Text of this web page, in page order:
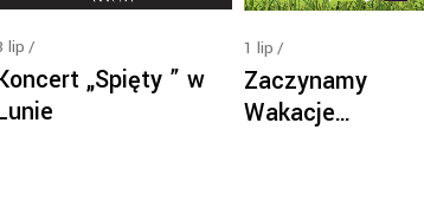
lip
„Spięty ” w
1 lip
Zaczynamy
Wakacje…